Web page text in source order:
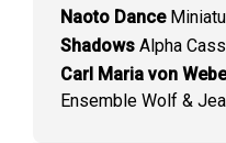
Naoto Dance
Shadows Alpha
Carl Maria von
Ensemble Wolf &